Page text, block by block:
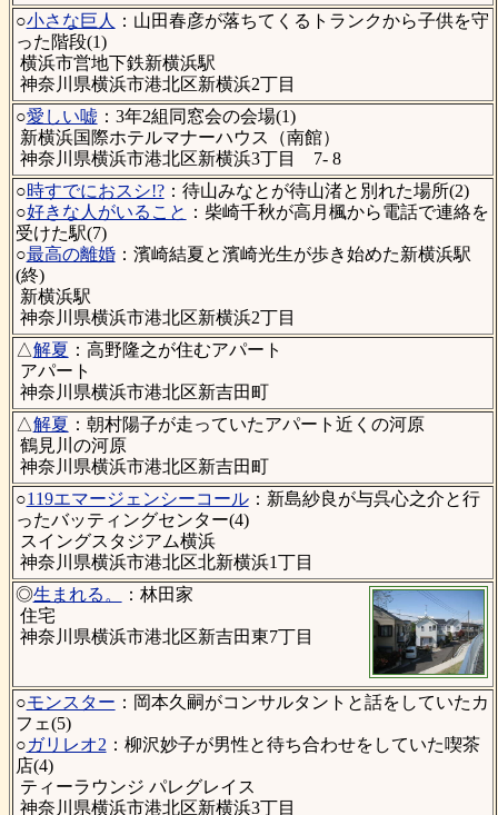
○小さな巨人
：山田春彦が落ちてくるトランクから子供を守
った階段(1)
横浜市営地下鉄新横浜駅
神奈川県横浜市港北区新横浜2丁目
○愛しい嘘 ：3年2組同窓会の会場(1)
新横浜国際ホテルマナーハウス（南館）
神奈川県横浜市港北区新横浜3丁目 7- 8
○時すでにおスシ!?：待山みなとが待山渚と別れた場所(2)
○好きな人がいること ：柴崎千秋が高月楓から電話で連絡を
受けた駅(7)
○最高の離婚：濱崎結夏と濱崎光生が歩き始めた新横浜駅
(終)
新横浜駅
神奈川県横浜市港北区新横浜2丁目
△解夏 ：高野隆之が住むアパート
アパート
神奈川県横浜市港北区新吉田町
△解夏 ：朝村陽子が走っていたアパート近くの河原
鶴見川の河原
神奈川県横浜市港北区新吉田町
○119エマージェンシーコール：新島紗良が与呉心之介と行
ったバッティングセンター(4)
スイングスタジアム横浜
神奈川県横浜市港北区北新横浜1丁目
◎生まれる。
：林田家
住宅
神奈川県横浜市港北区新吉田東7丁目
○モンスター ：岡本久嗣がコンサルタントと話をしていたカ
フェ(5)
○ガリレオ2 ：柳沢妙子が男性と待ち合わせをしていた喫茶
店(4)
ティーラウンジ パレグレイス
神奈川県横浜市港北区新横浜3丁目